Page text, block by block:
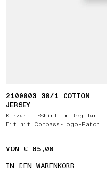
2100003 30/1 COTTON
JERSEY
Kurzarm-T-Shirt im Regular
Fit mit Compass-Logo-Patch
VON € 85,00
IN DEN WARENKORB